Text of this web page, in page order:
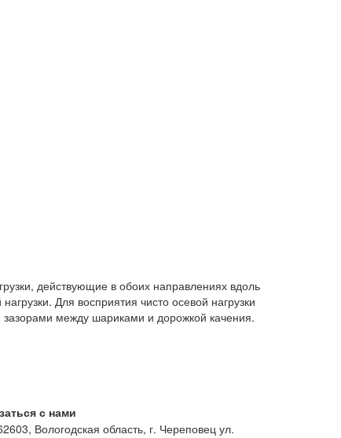
действующие в обоих направлениях вдоль
Для восприятия чисто осевой нагрузки
между шариками и дорожкой качения.
с нами
Вологодская область, г. Череповец ул.